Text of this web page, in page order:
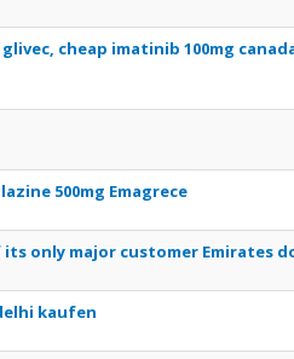
cheap imatinib 100mg
moyenne
345
moyenne
500mg Emagrece
moyenne
345
only major customer Emirates
moyenne
345
kaufen
moyenne
345